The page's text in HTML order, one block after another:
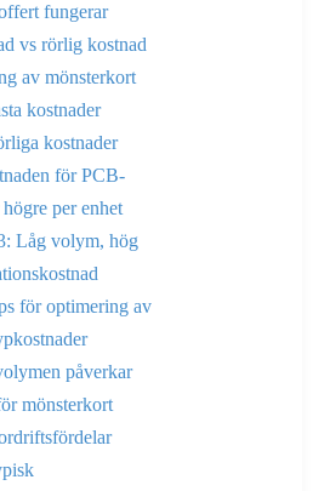
fungerar
vs rörlig kostnad
av mönsterkort
kostnader
kostnader
för PCB-
per enhet
Låg volym, hög
för optimering av
påverkar
mönsterkort